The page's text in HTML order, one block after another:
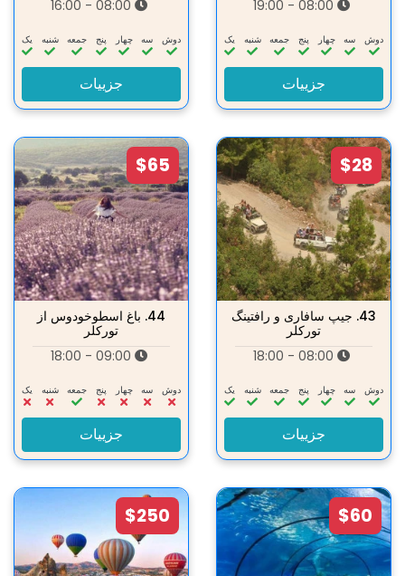
دوش سه‌ چهار پنج جمعه شنبه یک
جزییات
دوش سه‌ چهار پنج جمعه شنبه یک
جزییات
$28
43. جیپ سافاری و رافتینگ
تورکلر
دوش سه‌ چهار پنج جمعه شنبه یک
جزییات
$65
44. باغ اسطوخودوس از
تورکلر
دوش سه‌ چهار پنج جمعه شنبه یک
جزییات
$60
$250